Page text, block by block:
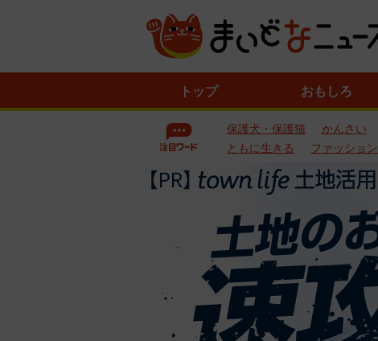
トップ おもしろ
保護犬・保護猫 かんさい
ともに生きる
ファッション